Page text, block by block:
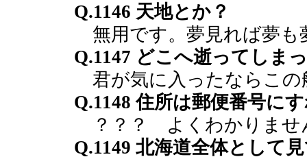
Q.1146 天地とか？
無用です。夢見れば夢も
Q.1147 どこへ逝ってしま
君が気に入ったならこの
Q.1148 住所は郵便番号に
？？？ よくわかりませ
Q.1149 北海道全体として